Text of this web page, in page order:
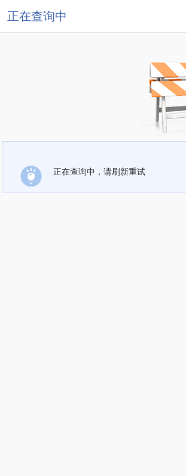
正在查询中
正在查询中，请刷新重试